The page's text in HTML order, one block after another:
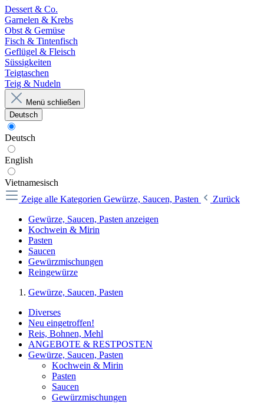
Dessert & Co.
Garnelen & Krebs
Obst & Gemüse
Fisch & Tintenfisch
Geflügel & Fleisch
Süssigkeiten
Teigtaschen
Teig & Nudeln
Menü schließen
Deutsch
Deutsch
English
Vietnamesisch
Zeige alle Kategorien Gewürze, Saucen, Pasten
Zurück
Gewürze, Saucen, Pasten anzeigen
Kochwein & Mirin
Pasten
Saucen
Gewürzmischungen
Reingewürze
Gewürze, Saucen, Pasten
Diverses
Neu eingetroffen!
Reis, Bohnen, Mehl
ANGEBOTE & RESTPOSTEN
Gewürze, Saucen, Pasten
Kochwein & Mirin
Pasten
Saucen
Gewürzmischungen